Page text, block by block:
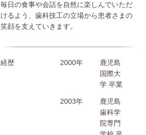
毎日の食事や会話を自然に楽しんでいただ
けるよう、歯科技工の立場から患者さまの
笑顔を支えていきます。
経歴 2000年
鹿児島
国際大
学 卒業
2003年
鹿児島
歯科学
院専門